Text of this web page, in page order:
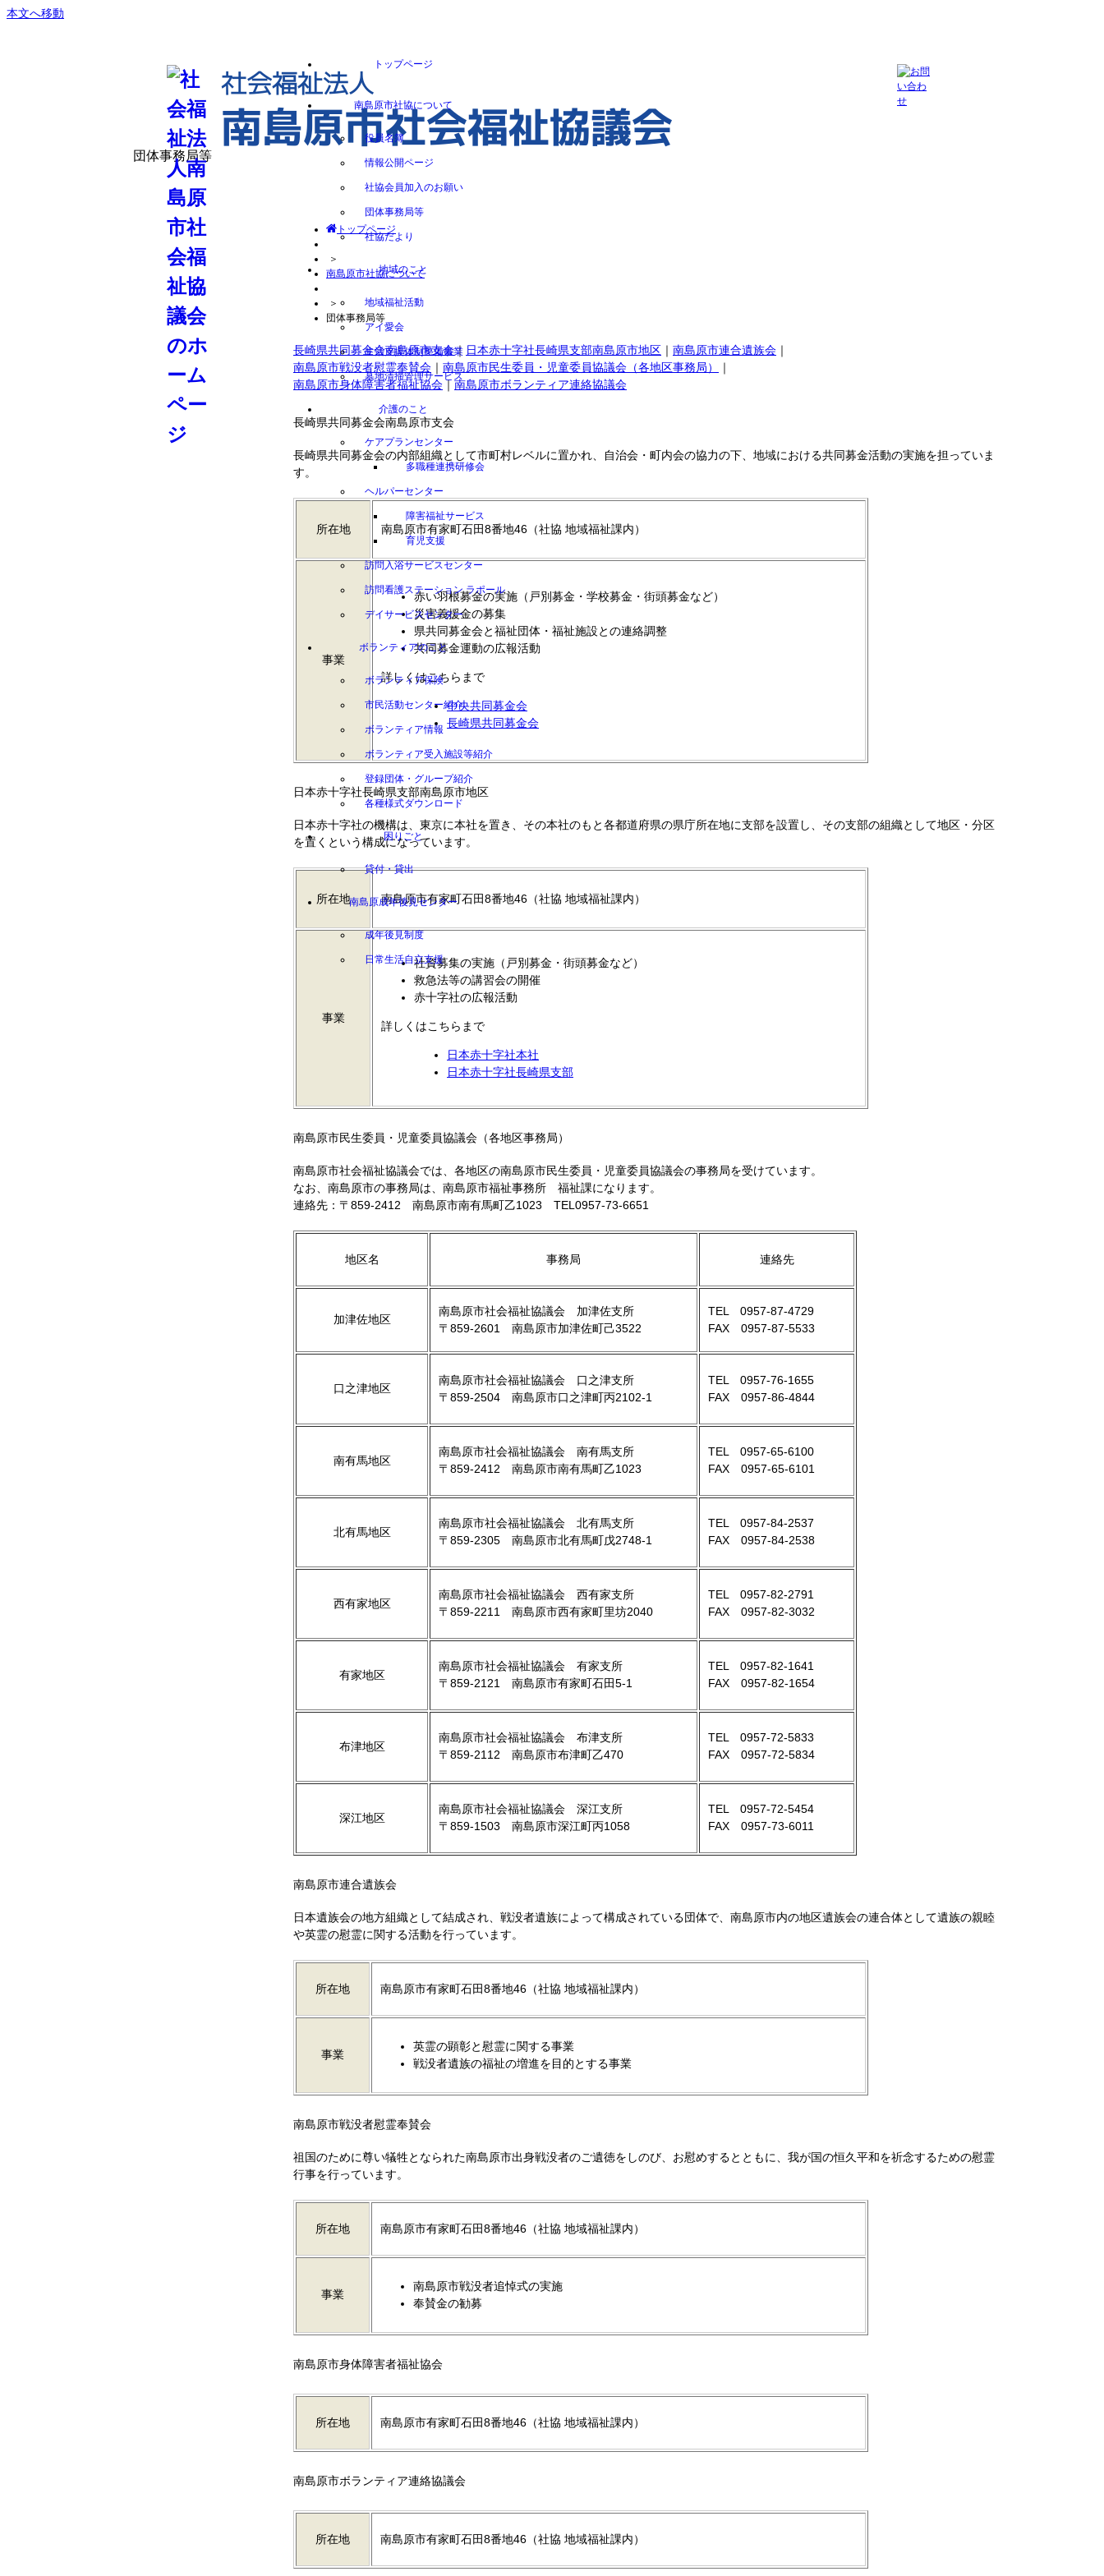
本文へ移動
社会福祉法人
南島原市社会福祉協議会
トップページ
南島原市社協について
役員名簿
情報公開ページ
社協会員加入のお願い
団体事務局等
社協だより
地域のこと
地域福祉活動
アイ愛会
生活支援体制整備事業
墓地清掃管理サービス
介護のこと
ケアプランセンター
多職種連携研修会
ヘルパーセンター
障害福祉サービス
育児支援
訪問入浴サービスセンター
訪問看護ステーション ラポール
デイサービスセンター
ボランティアのこと
ボランティア保険
市民活動センター紹介
ボランティア情報
ボランティア受入施設等紹介
登録団体・グループ紹介
各種様式ダウンロード
困りごと
貸付・貸出
南島原成年後見センター
成年後見制度
日常生活自立支援
団体事務局等
トップページ
＞
南島原市社協について
＞
団体事務局等
長崎県共同募金会南島原市支会｜ 日本赤十字社長崎県支部南島原市地区 ｜ 南島原市連合遺族会 ｜
南島原市戦没者慰霊奉賛会 ｜ 南島原市民生委員・児童委員協議会（各地区事務局）
｜
南島原市身体障害者福祉協会｜南島原市ボランティア連絡協議会
長崎県共同募金会南島原市支会
長崎県共同募金会の内部組織として市町村レベルに置かれ、自治会・町内会の協力の下、地域における共同募金活動の実施を担っていま
す。
所在地 南島原市有家町石田8番地46（社協 地域福祉課内）
事業
赤い羽根募金の実施（戸別募金・学校募金・街頭募金など）
災害義援金の募集
県共同募金会と福祉団体・福祉施設との連絡調整
共同募金運動の広報活動
詳しくはこちらまで
中央共同募金会
長崎県共同募金会
日本赤十字社長崎県支部南島原市地区
日本赤十字社の機構は、東京に本社を置き、その本社のもと各都道府県の県庁所在地に支部を設置し、その支部の組織として地区・分区
を置くという構成になっています。
所在地 南島原市有家町石田8番地46（社協 地域福祉課内）
事業
社資募集の実施（戸別募金・街頭募金など）
救急法等の講習会の開催
赤十字社の広報活動
詳しくはこちらまで
日本赤十字社本社
日本赤十字社長崎県支部
南島原市民生委員・児童委員協議会（各地区事務局）
南島原市社会福祉協議会では、各地区の南島原市民生委員・児童委員協議会の事務局を受けています。
なお、南島原市の事務局は、南島原市福祉事務所 福祉課になります。
連絡先：〒859-2412 南島原市南有馬町乙1023 TEL0957-73-6651
地区名 事務局 連絡先
加津佐地区
南島原市社会福祉協議会 加津佐支所
〒859-2601 南島原市加津佐町己3522
TEL 0957-87-4729
FAX 0957-87-5533
口之津地区
南島原市社会福祉協議会 口之津支所
〒859-2504 南島原市口之津町丙2102-1
TEL 0957-76-1655
FAX 0957-86-4844
南有馬地区
南島原市社会福祉協議会 南有馬支所
〒859-2412 南島原市南有馬町乙1023
TEL 0957-65-6100
FAX 0957-65-6101
北有馬地区
南島原市社会福祉協議会 北有馬支所
〒859-2305 南島原市北有馬町戊2748-1
TEL 0957-84-2537
FAX 0957-84-2538
西有家地区
南島原市社会福祉協議会 西有家支所
〒859-2211 南島原市西有家町里坊2040
TEL 0957-82-2791
FAX 0957-82-3032
有家地区
南島原市社会福祉協議会 有家支所
〒859-2121 南島原市有家町石田5-1
TEL 0957-82-1641
FAX 0957-82-1654
布津地区
南島原市社会福祉協議会 布津支所
〒859-2112 南島原市布津町乙470
TEL 0957-72-5833
FAX 0957-72-5834
深江地区
南島原市社会福祉協議会 深江支所
〒859-1503 南島原市深江町丙1058
TEL 0957-72-5454
FAX 0957-73-6011
南島原市連合遺族会
日本遺族会の地方組織として結成され、戦没者遺族によって構成されている団体で、南島原市内の地区遺族会の連合体として遺族の親睦
や英霊の慰霊に関する活動を行っています。
所在地 南島原市有家町石田8番地46（社協 地域福祉課内）
事業
英霊の顕彰と慰霊に関する事業
戦没者遺族の福祉の増進を目的とする事業
南島原市戦没者慰霊奉賛会
祖国のために尊い犠牲となられた南島原市出身戦没者のご遺徳をしのび、お慰めするとともに、我が国の恒久平和を祈念するための慰霊
行事を行っています。
所在地 南島原市有家町石田8番地46（社協 地域福祉課内）
事業
南島原市戦没者追悼式の実施
奉賛金の勧募
南島原市身体障害者福祉協会
所在地 南島原市有家町石田8番地46（社協 地域福祉課内）
南島原市ボランティア連絡協議会
所在地 南島原市有家町石田8番地46（社協 地域福祉課内）